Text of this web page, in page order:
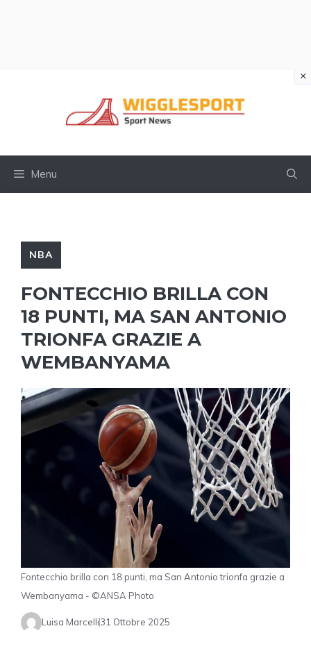
Menu
NBA
FONTECCHIO BRILLA CON
18 PUNTI, MA SAN ANTONIO
TRIONFA GRAZIE A
WEMBANYAMA
Fontecchio brilla con 18 punti, ma San Antonio trionfa grazie a
Wembanyama - ©ANSA Photo
Luisa Marcelli31 Ottobre 2025
×